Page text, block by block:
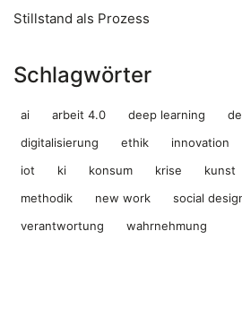
Stillstand als Prozess
Schlagwörter
ai arbeit 4.0 deep learning
digitalisierung
ethik innovation
iot
ki konsum krise kunst
methodik
new work social
verantwortung
wahrnehmung